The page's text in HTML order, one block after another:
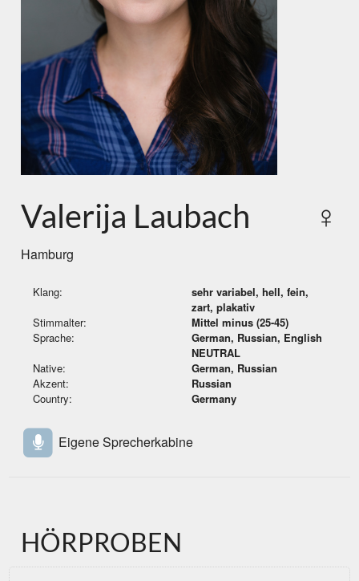
Valerija Laubach ♀
Hamburg
Klang:
sehr variabel, hell, fein,
zart, plakativ
Stimmalter:
Mittel minus (25-45)
Sprache:
German, Russian, English
NEUTRAL
Native:
German, Russian
Akzent:
Russian
Country:
Germany
Eigene Sprecherkabine
HÖRPROBEN